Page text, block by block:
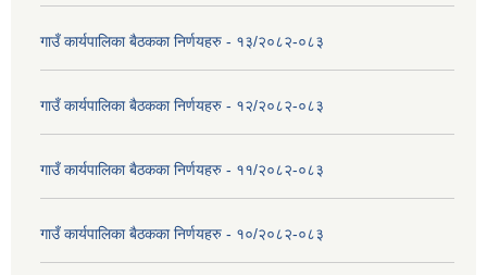
गाउँ कार्यपालिका बैठकका निर्णयहरु - १३/२०८२-०८३
गाउँ कार्यपालिका बैठकका निर्णयहरु - १२/२०८२-०८३
गाउँ कार्यपालिका बैठकका निर्णयहरु - ११/२०८२-०८३
गाउँ कार्यपालिका बैठकका निर्णयहरु - १०/२०८२-०८३